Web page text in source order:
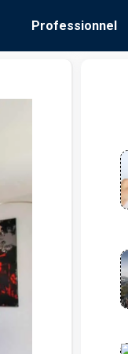
Professionnel